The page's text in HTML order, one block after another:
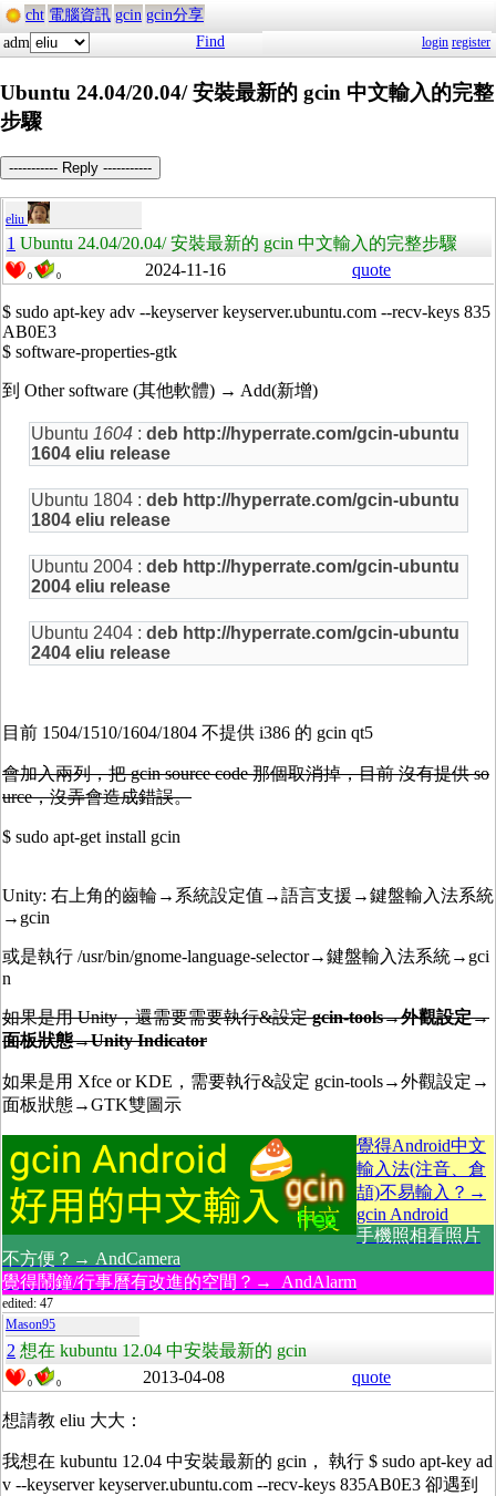
cht 電腦資訊 gcin gcin分享
adm
Find login register
Ubuntu 24.04/20.04/ 安裝最新的 gcin 中文輸入的完整
步驟
----------- Reply -----------
eliu
1 Ubuntu 24.04/20.04/ 安裝最新的 gcin 中文輸入的完整步驟
0 0 2024-11-16 quote
$ sudo apt-key adv --keyserver keyserver.ubuntu.com --recv-keys 835
AB0E3
$ software-properties-gtk
到 Other software (其他軟體) → Add(新增)
Ubuntu 1604: deb http://hyperrate.com/gcin-ubuntu
1604 eliu release
Ubuntu 1804 : deb http://hyperrate.com/gcin-ubuntu
1804 eliu release
Ubuntu 2004 : deb http://hyperrate.com/gcin-ubuntu
2004 eliu release
Ubuntu 2404 : deb http://hyperrate.com/gcin-ubuntu
2404 eliu release
目前 1504/1510/1604/1804 不提供 i386 的 gcin qt5
會加入兩列，把 gcin source code 那個取消掉，目前 沒有提供 so
urce，沒弄會造成錯誤。
$ sudo apt-get install gcin
Unity: 右上角的齒輪→系統設定值→語言支援→鍵盤輸入法系統
→gcin
或是執行 /usr/bin/gnome-language-selector→鍵盤輸入法系統→gci
n
如果是用 Unity，還需要需要執行&設定gcin-tools→外觀設定→
面板狀態→Unity Indicator
如果是用 Xfce or KDE，需要執行&設定 gcin-tools→外觀設定→
面板狀態→GTK雙圖示
覺得Android中文
輸入法(注音、倉
頡)不易輸入？→
gcin Android
手機照相看照片
不方便？→ AndCamera
覺得鬧鐘/行事曆有改進的空間？→ AndAlarm
edited: 47
Mason95
2 想在 kubuntu 12.04 中安裝最新的 gcin
0 0 2013-04-08 quote
想請教 eliu 大大：
我想在 kubuntu 12.04 中安裝最新的 gcin， 執行 $ sudo apt-key ad
v --keyserver keyserver.ubuntu.com --recv-keys 835AB0E3 卻遇到